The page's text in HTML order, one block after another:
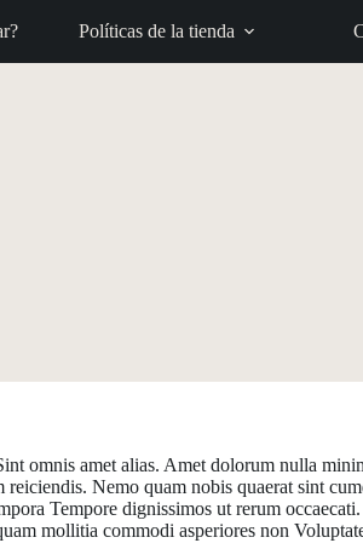
Políticas de la tienda
omnis amet alias. Amet dolorum nulla
Nemo quam nobis quaerat sint
Tempore dignissimos ut rerum
mollitia commodi asperiores non